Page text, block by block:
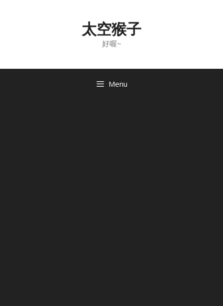
太空猴子
好喔~
Menu